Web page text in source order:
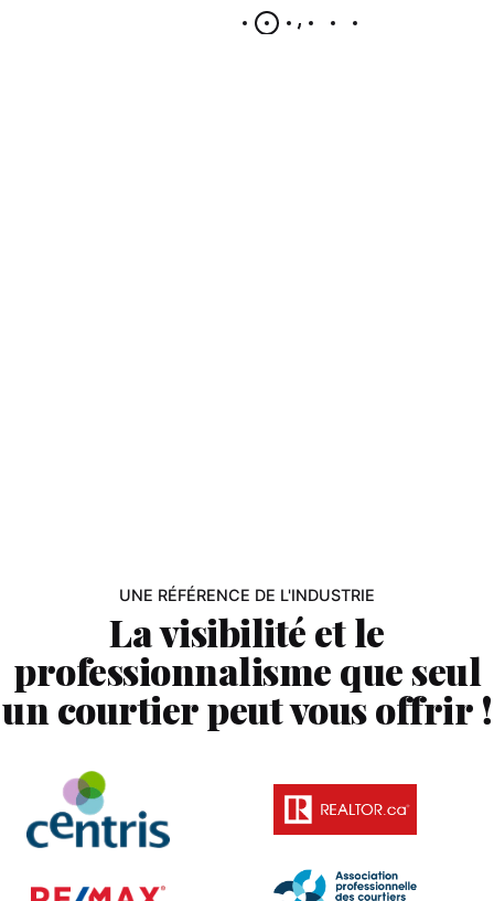
UNE RÉFÉRENCE DE L'INDUSTRIE
La visibilité et le
professionnalisme que seul
un courtier peut vous offrir !